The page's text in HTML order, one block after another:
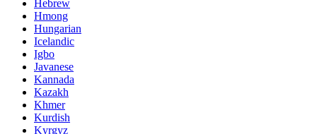
Hebrew
Hmong
Hungarian
Icelandic
Igbo
Javanese
Kannada
Kazakh
Khmer
Kurdish
Kyrgyz